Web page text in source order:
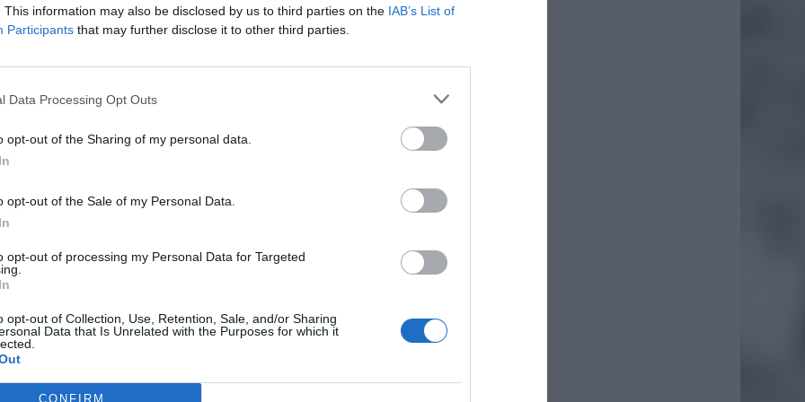
This information may also be disclosed by us to third parties on the IAB’s List of
Participants that may further disclose it to other third parties.
Data Processing Opt Outs
opt-out of the Sharing of my personal data.
opt-out of the Sale of my Personal Data.
opt-out of processing my Personal Data for Targeted
opt-out of Collection, Use, Retention, Sale, and/or Sharing
Data that Is Unrelated with the Purposes for which it
CONFIRM
spowodowana jest zmianami w prawie mieszkaniowym i wzrostem
użytkowanie wieczyste gruntów. Podwyżki mogą dotknąć niemalże
które objęte zostaną poważną podwyżką. To kilka tysięcy mieszkańców.